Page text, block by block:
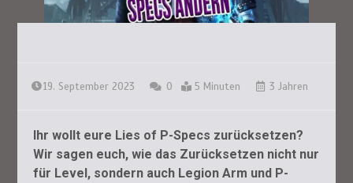
19. September 2023 0 5 Minuten 3 Jahren
Ihr wollt eure Lies of P-Specs zurücksetzen?
Wir sagen euch, wie das Zurücksetzen nicht nur
für Level, sondern auch Legion Arm und P-